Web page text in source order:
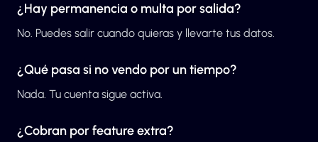
¿Hay permanencia o multa por salida?
No. Puedes salir cuando quieras y llevarte tus datos.
¿Qué pasa si no vendo por un tiempo?
Nada. Tu cuenta sigue activa.
¿Cobran por feature extra?